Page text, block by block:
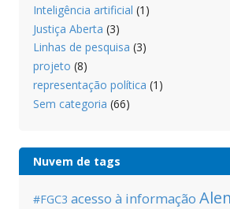
Inteligência artificial (1)
Justiça Aberta (3)
Linhas de pesquisa (3)
projeto (8)
representação política (1)
Sem categoria (66)
Nuvem de tags
#FGC3 acesso à informação